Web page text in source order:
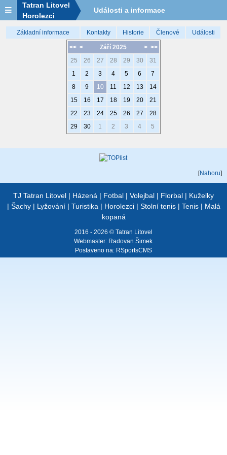
Tatran Litovel
Horolezci
Události a informace
Základní informace Kontakty Historie Členové Události
<< < > >>
Září 2025
25
26 27 28 29 30
31
1
2 3 4 5 6
7
8
9 10 11 12 13
14
15
16 17 18 19 20
21
22
23 24 25 26 27
28
29
30 1 2 3 4 5
[Nahoru]
TJ Tatran Litovel | Házená | Fotbal | Volejbal | Florbal | Kuželky
| Šachy| Lyžování| Turistika | Horolezci| Stolní tenis| Tenis| Malá
kopaná
2016 - 2026 © Tatran Litovel
Webmaster: Radovan Šimek
Postaveno na: RSportsCMS